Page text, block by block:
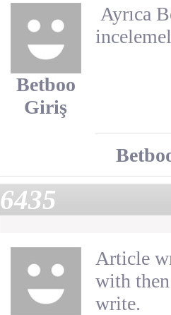
Betboo
Giriş
Ayrıca
6435
Article
with
write.